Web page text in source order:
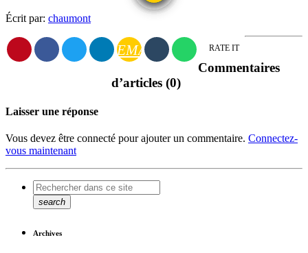
Écrit par: chaumont
EMAIL RATE IT
Commentaires
d’articles (0)
Laisser une réponse
Vous devez être connecté pour ajouter un commentaire. Connectez-
vous maintenant
search
Archives